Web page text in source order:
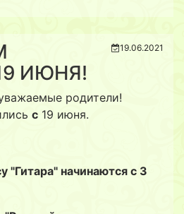
ИЮНЯ!
19.06.2021
родители!
с 19 июня.
"Гитара" начинаются c 3